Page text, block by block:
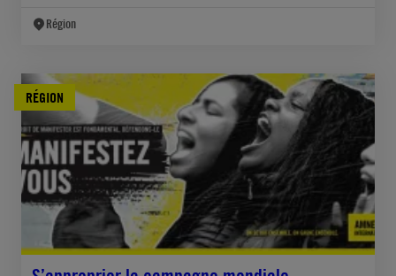
Région
RÉGION